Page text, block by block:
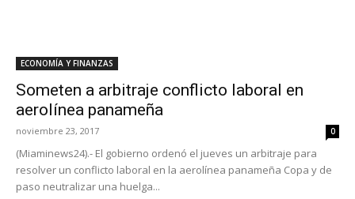
ECONOMÍA Y FINANZAS
Someten a arbitraje conflicto laboral en
aerolínea panameña
noviembre 23, 2017 0
(Miaminews24).- El gobierno ordenó el jueves un arbitraje para
resolver un conflicto laboral en la aerolínea panameña Copa y de
paso neutralizar una huelga...